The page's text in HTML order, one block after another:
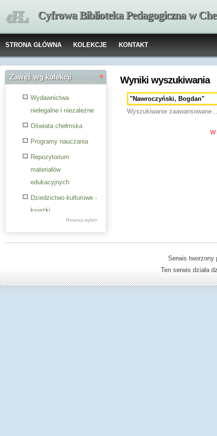
Cyfrowa Biblioteka Pedagogiczna w
STRONA GŁÓWNA KOLEKCJE KONTAKT
Zawęź wg kolekcji
Wydawnictwa
nielegalne i niezależne
Oświata chełmska
Programy nauczania
Repozytorium
materiałów
edukacyjnych
Dziedzictwo kulturowe -
książki
Resetuj wybór
Wyniki wyszukiwania
Wyszukiwanie zaawansowane...
W
Serwis
Ten serwis działa